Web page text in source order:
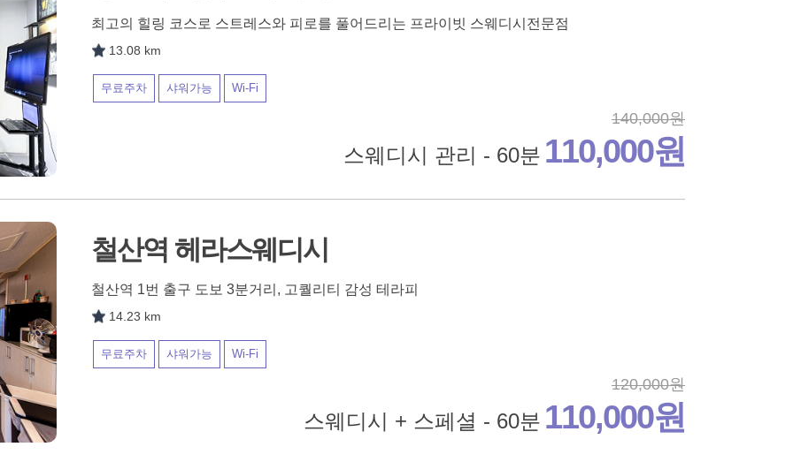
최고의 힐링 코스로 스트레스와 피로를 풀어드리는 프라이빗 스웨디시전문점
13.08 km
무료주차 샤워가능 Wi-Fi
140,000원
스웨디시 관리 - 60분 110,000원
철산역 헤라스웨디시
철산역 1번 출구 도보 3분거리, 고퀄리티 감성 테라피
14.23 km
무료주차 샤워가능 Wi-Fi
120,000원
스웨디시 + 스페셜 - 60분 110,000원